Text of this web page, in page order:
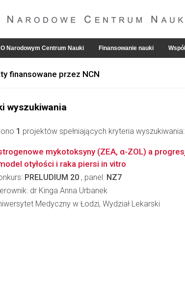
O Narodowym Centrum Nauki Finansowanie nauki
finansowane przez NCN
wyszukiwania
1 projektów spełniających kryteria wyszukiwania:
mykotoksyny (ZEA, α-ZOL) a
otyłości i raka piersi in vitro
PRELUDIUM 20 , panel: NZ7
dr Kinga Anna Urbanek
Medyczny w Łodzi, Wydział Lekarski